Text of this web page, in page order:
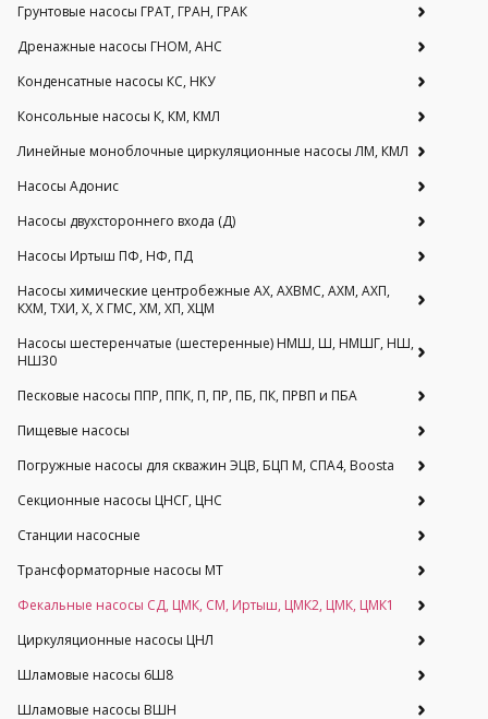
Грунтовые насосы ГРАТ, ГРАН, ГРАК
Дренажные насосы ГНОМ, АНС
Конденсатные насосы КС, НКУ
Консольные насосы К, КМ, КМЛ
Линейные моноблочные циркуляционные насосы ЛМ, КМЛ
Насосы Адонис
Насосы двухстороннего входа (Д)
Насосы Иртыш ПФ, НФ, ПД
Насосы химические центробежные АХ, АХВМС, АХМ, АХП,
КХМ, ТХИ, Х, Х ГМС, ХМ, ХП, ХЦМ
Насосы шестеренчатые (шестеренные) НМШ, Ш, НМШГ, НШ,
НШ30
Песковые насосы ППР, ППК, П, ПР, ПБ, ПК, ПРВП и ПБА
Пищевые насосы
Погружные насосы для скважин ЭЦВ, БЦП М, СПА4, Boosta
Секционные насосы ЦНСГ, ЦНС
Станции насосные
Трансформаторные насосы МТ
Фекальные насосы СД, ЦМК, СМ, Иртыш, ЦМК2, ЦМК, ЦМК1
Циркуляционные насосы ЦНЛ
Шламовые насосы 6Ш8
Шламовые насосы ВШН